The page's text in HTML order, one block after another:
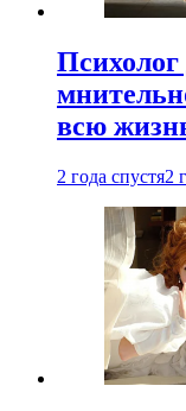
Психолог
всю
2 года спустя2